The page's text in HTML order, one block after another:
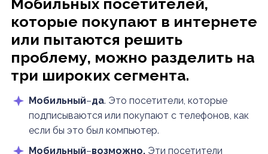
Мобильных посетителей,
которые покупают в интернете
или пытаются решить
проблему, можно разделить на
три широких сегмента.
Мобильный–да. Это посетители, которые
подписываются или покупают с телефонов, как
если бы это был компьютер.
Мобильный–возможно.Эти посетители